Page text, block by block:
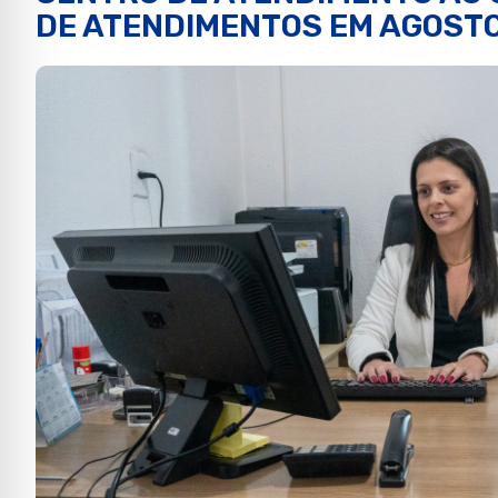
DE ATENDIMENTOS EM